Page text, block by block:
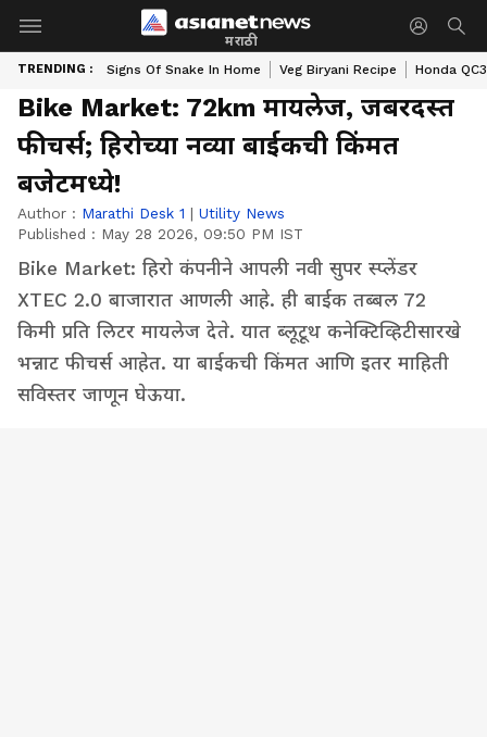
मराठी
TRENDING : Signs Of Snake In Home Veg Biryani Recipe Honda
Bike Market: 72km मायलेज, जबरदस्त
फीचर्स; हिरोच्या नव्या बाईकची किंमत
बजेटमध्ये!
Author : Marathi Desk 1 | Utility News
Published : May 28 2026, 09:50 PM IST
Bike Market: हिरो कंपनीने आपली नवी सुपर स्प्लेंडर
XTEC 2.0 बाजारात आणली आहे. ही बाईक तब्बल 72
किमी प्रति लिटर मायलेज देते. यात ब्लूटूथ कनेक्टिव्हिटीसारखे
भन्नाट फीचर्स आहेत. या बाईकची किंमत आणि इतर माहिती
सविस्तर जाणून घेऊया.